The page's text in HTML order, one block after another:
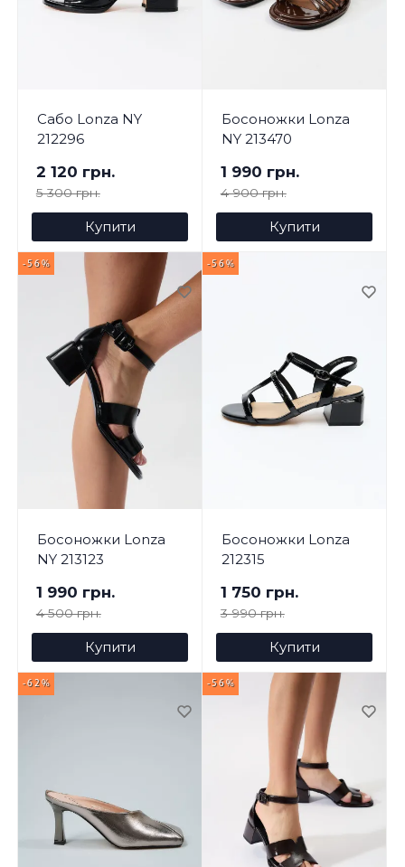
Сабо Lonza NY
212296
2 120 грн.
5 300 грн.
Купити
Босоножки Lonza
NY 213470
1 990 грн.
4 900 грн.
Купити
-56%
Босоножки Lonza
NY 213123
1 990 грн.
4 500 грн.
Купити
-56%
Босоножки Lonza
212315
1 750 грн.
3 990 грн.
Купити
-62% -56%